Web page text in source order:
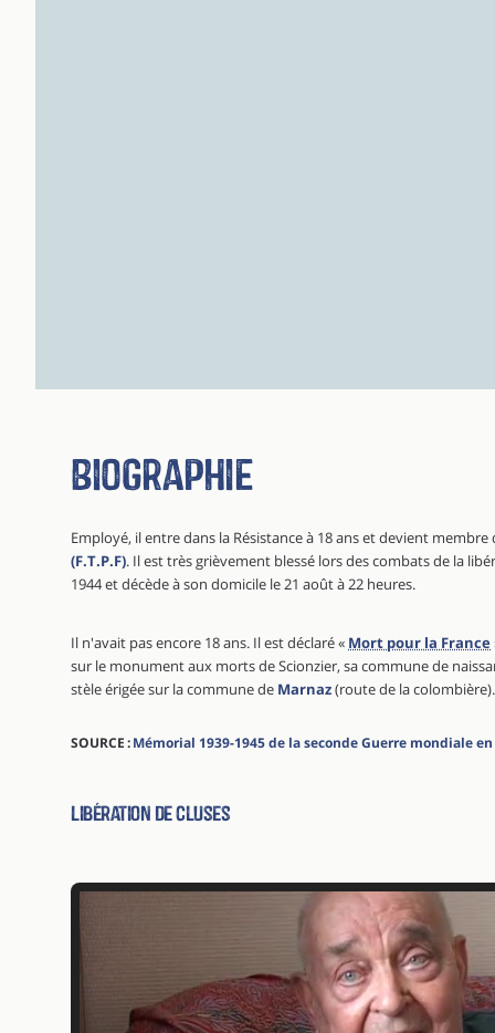
Biographie
Employé, il entre dans la Résistance à 18 ans et devient membre
(F.T.P.F). Il est très grièvement blessé lors des combats de la
1944 et décède à son domicile le 21 août à 22 heures.
Il n'avait pas encore 18 ans. Il est déclaré « Mort pour la France
sur le monument aux morts de Scionzier, sa commune de
stèle érigée sur la commune de Marnaz(route de la colombière).
SOURCE :Mémorial 1939-1945 de la seconde Guerre mondiale
Libération de cluses